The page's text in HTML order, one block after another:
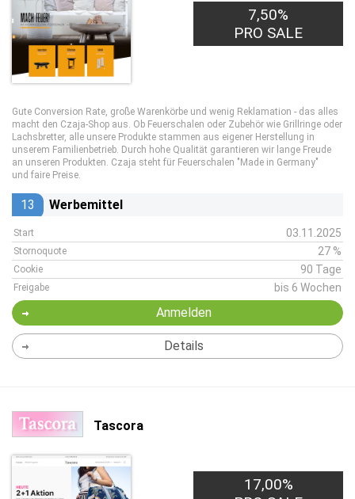
7,50%
PRO SALE
Gute Conversion Rate, große Warenkörbe und wenig Reklamation - das alles
macht den Czaja-Shop aus. Ob Feuerschalen oder Zubehör wie Grillringe oder
Lachsbretter, alle unsere Produkte stammen aus eigener Herstellung in
unserem Familienbetrieb. Durch hohe Qualität garantieren wir lange Freude
an unseren Produkten. Czaja steht für Feuerschalen "Made in Germany"
und faire Preise.
13 Werbemittel
Start 03.11.2025
Stornoquote 27 %
Cookie 90 Tage
Freigabe bis 6 Wochen
Anmelden
Details
Tascora
17,00%